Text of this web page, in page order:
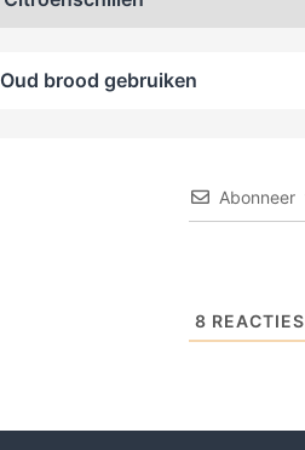
Oud brood gebruiken
Abonneer
8 REACTIES